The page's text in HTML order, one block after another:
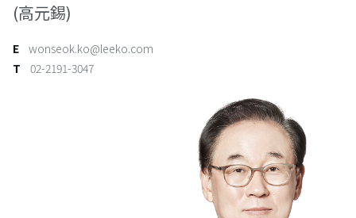
(高元錫)
E wonseok.ko@leeko.com
T
02-2191-3047